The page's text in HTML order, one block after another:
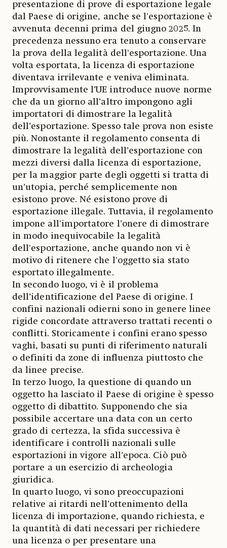
presentazione di prove di esportazione legale
dal Paese di origine, anche se l'esportazione è
avvenuta decenni prima del giugno 2025. In
precedenza nessuno era tenuto a conservare
la prova della legalità dell'esportazione. Una
volta esportata, la licenza di esportazione
diventava irrilevante e veniva eliminata.
Improvvisamente l’UE introduce nuove norme
che da un giorno all’altro impongono agli
importatori di dimostrare la legalità
dell’esportazione. Spesso tale prova non esiste
più. Nonostante il regolamento consenta di
dimostrare la legalità dell’esportazione con
mezzi diversi dalla licenza di esportazione,
per la maggior parte degli oggetti si tratta di
un’utopia, perché semplicemente non
esistono prove. Né esistono prove di
esportazione illegale. Tuttavia, il regolamento
impone all'importatore l’onere di dimostrare
in modo inequivocabile la legalità
dell'esportazione, anche quando non vi è
motivo di ritenere che l'oggetto sia stato
esportato illegalmente.
In secondo luogo, vi è il problema
dell’identificazione del Paese di origine. I
confini nazionali odierni sono in genere linee
rigide concordate attraverso trattati recenti o
conflitti. Storicamente i confini erano spesso
vaghi, basati su punti di riferimento naturali
o definiti da zone di influenza piuttosto che
da linee precise.
In terzo luogo, la questione di quando un
oggetto ha lasciato il Paese di origine è spesso
oggetto di dibattito. Supponendo che sia
possibile accertare una data con un certo
grado di certezza, la sfida successiva è
identificare i controlli nazionali sulle
esportazioni in vigore all’epoca. Ciò può
portare a un esercizio di archeologia
giuridica.
In quarto luogo, vi sono preoccupazioni
relative ai ritardi nell’ottenimento della
licenza di importazione, quando richiesta, e
la quantità di dati necessari per richiedere
una licenza o per presentare una